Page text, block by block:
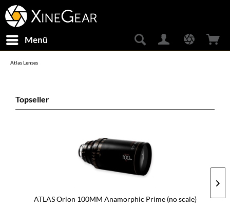
Menü
Atlas Lenses
Topseller
ATLAS Orion 100MM Anamorphic Prime (no scale)